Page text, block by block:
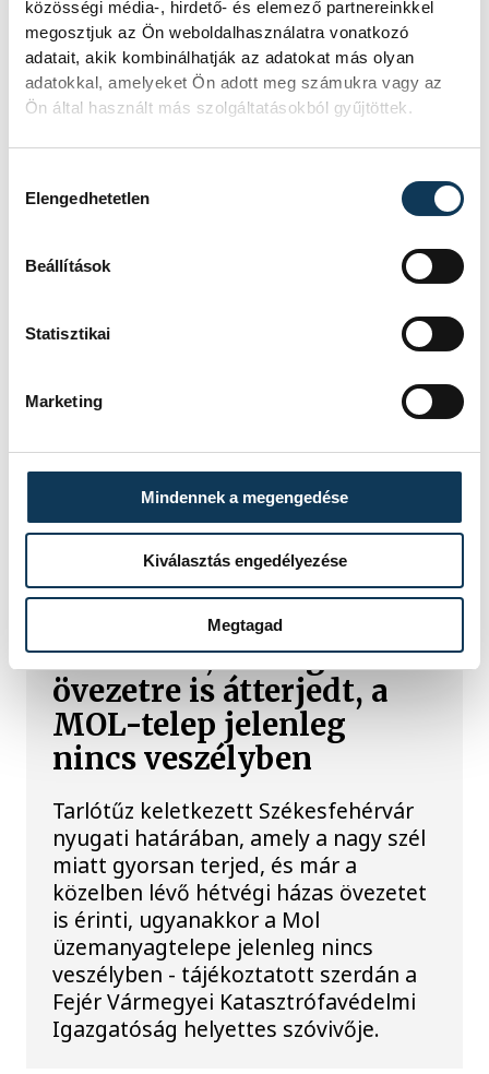
közösségi média-, hirdető- és elemező partnereinkkel
megosztjuk az Ön weboldalhasználatra vonatkozó
adatait, akik kombinálhatják az adatokat más olyan
adatokkal, amelyeket Ön adott meg számukra vagy az
Ön által használt más szolgáltatásokból gyűjtöttek.
Elengedhetetlen
Beállítások
Statisztikai
Marketing
Mindennek a megengedése
Kiválasztás engedélyezése
Megtagad
Tűz van a
Csobánchegyen
Újabb tűzeset Veszprém
Noszlopnál ég a száraz fű
fás-bokros terület a Veszprém
mellett.
Ég a tarló Székesfehérvár
határában, hétvégi házas
övezetre is átterjedt, a
MOL-telep jelenleg
nincs veszélyben
Tarlótűz keletkezett Székesfehérvár
nyugati határában, amely a nagy szél
miatt gyorsan terjed, és már a
közelben lévő hétvégi házas övezetet
is érinti, ugyanakkor a Mol
üzemanyagtelepe jelenleg nincs
veszélyben - tájékoztatott szerdán a
Fejér Vármegyei Katasztrófavédelmi
Igazgatóság helyettes szóvivője.